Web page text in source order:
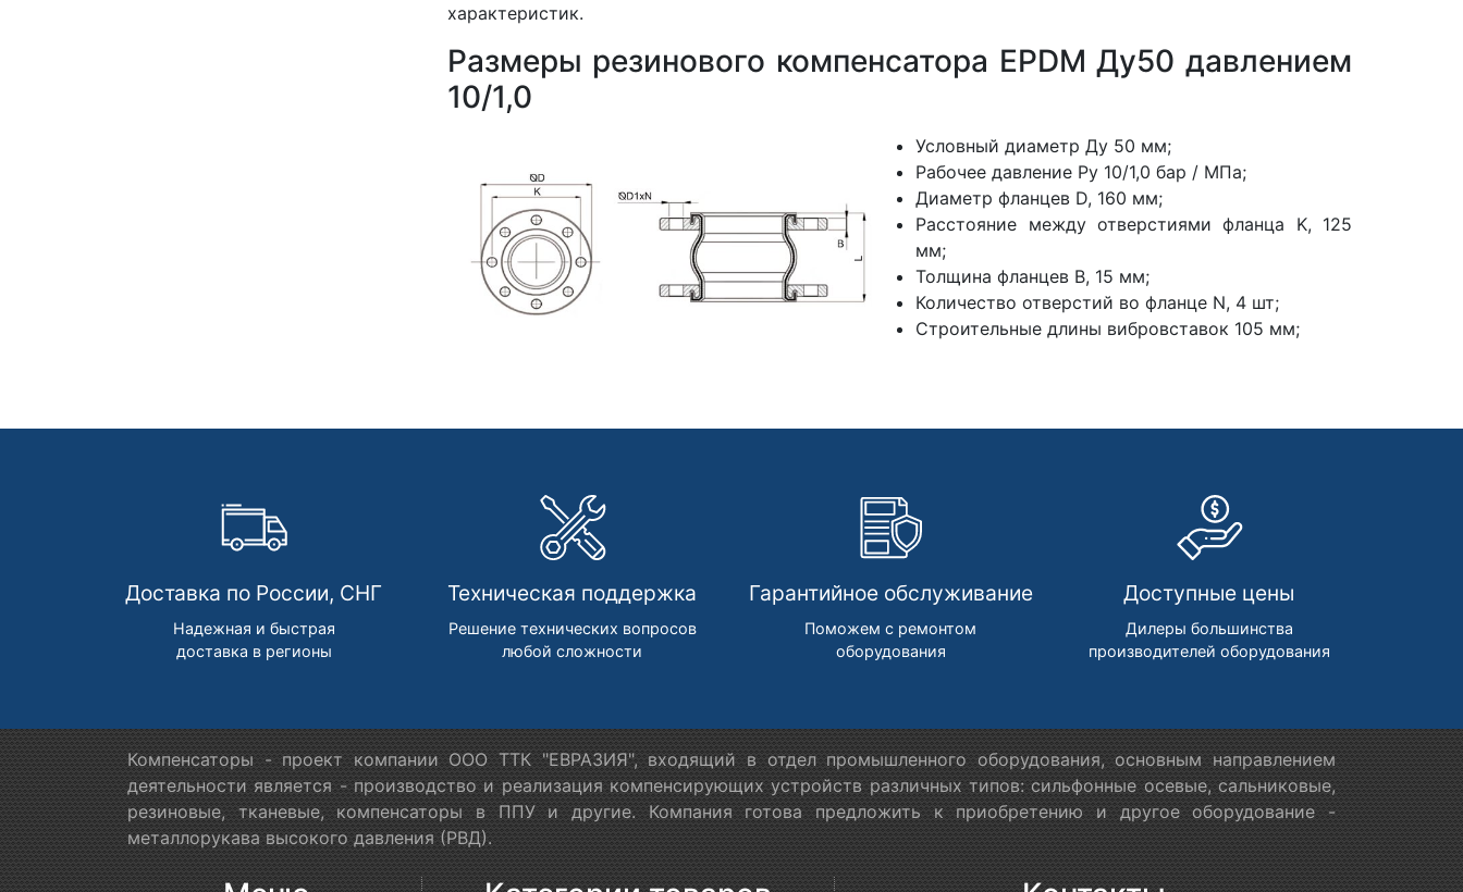
характеристик.
Размеры резинового компенсатора EPDM Ду50 давлением
10/1,0
Условный диаметр Ду 50 мм;
Рабочее давление Ру 10/1,0 бар / МПа;
Диаметр фланцев D, 160 мм;
Расстояние между отверстиями фланца K, 125
мм;
Толщина фланцев В, 15 мм;
Количество отверстий во фланце N, 4 шт;
Строительные длины вибровставок 105 мм;
Доставка по России, СНГ
Надежная и быстрая
доставка в регионы
Техническая поддержка
Решение технических вопросов
любой сложности
Гарантийное обслуживание
Поможем с ремонтом
оборудования
Доступные цены
Дилеры большинства
производителей оборудования
Компенсаторы - проект компании ООО ТТК "ЕВРАЗИЯ", входящий в отдел промышленного оборудования, основным направлением
деятельности является - производство и реализация компенсирующих устройств различных типов: сильфонные осевые, сальниковые,
резиновые, тканевые, компенсаторы в ППУ и другие. Компания готова предложить к приобретению и другое оборудование -
металлорукава высокого давления (РВД).